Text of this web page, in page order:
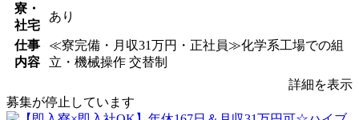
寮・
社宅
あり
仕事
内容
≪寮完備・月収31万円・正社員≫化学系工場での組
立・機械操作 交替制
詳細を表示
募集が停止しています